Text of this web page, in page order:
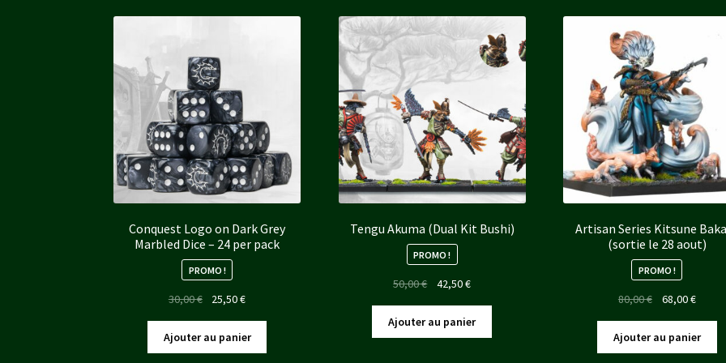
Conquest Logo on Dark Grey
Marbled Dice – 24 per pack
PROMO !
30,00€
Le
initial
était :
25,50€Le
actuel
est :
Ajouter au panier
Tengu Akuma (Dual Kit Bushi)
PROMO !
50,00€
Le
initial
était :
42,50€Le
actuel
est :
Ajouter au panier
Artisan Series Kitsune
(sortie le 28 aout)
PROMO !
80,00€
Le
initial
était :
68,00€Le
actuel
est :
Ajouter au panier